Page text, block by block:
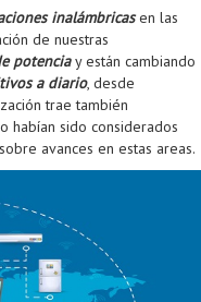
inalámbricasen las
de nuestras
potenciay están cambiando
a diario, desde
trae también
habían sido considerados
avances en estas areas.